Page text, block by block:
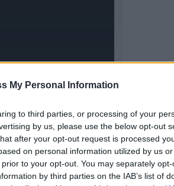
My Personal Information
to third parties, or processing of your
by us, please use the below opt-out
after your opt-out request is processed
on personal information utilized by us
to your opt-out. You may separately
by third parties on the IAB’s list of
es új korszak előtt” –
igazgatója. „Az ilyen
a projektbe vetett hitünket.
pontja, megvan